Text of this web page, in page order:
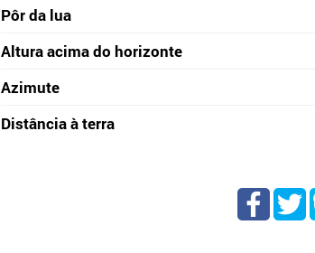
Pôr da lua
Altura acima do horizonte
Azimute
Distância à terra